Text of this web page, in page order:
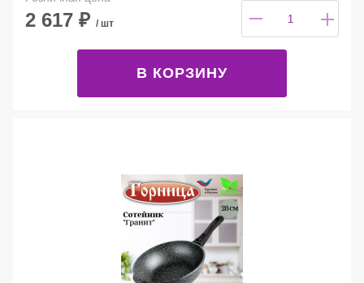
2 617 ₽ / шт
В КОРЗИНУ